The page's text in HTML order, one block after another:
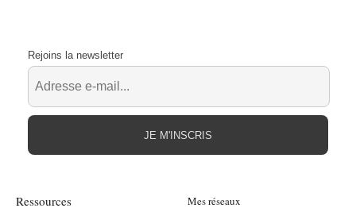
Ressources Mes réseaux
Rejoins la newsletter
JE M'INSCRIS